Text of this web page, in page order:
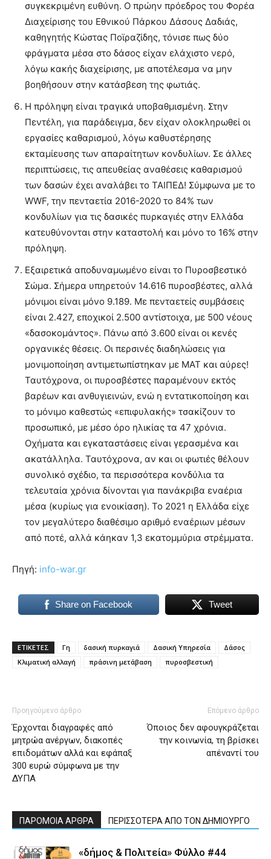
συγκεκριμένη ευθύνη. Ο πρώην πρόεδρος του Φορέα
Διαχείρισης του Εθνικού Πάρκου Δάσους Δαδιάς,
καθηγητής Κώστας Ποϊραζίδης, τόνισε πως δύο
φράγματα μέσα στο δάσος είχαν ελάχιστο νερό,
λόγω κακής διαχείρισης, με αποτέλεσμα να μην
βοηθήσουν στην κατάσβεση της φωτιάς.
Η πρόληψη είναι τραγικά υποβαθμισμένη. Στην
Πεντέλη, για παράδειγμα, δεν είχαν ολοκληρωθεί οι
εργασίες καθαρισμού, λόγω καθυστέρησης
εκταμίευσης των απαραίτητων κονδυλίων. Σε άλλες
περιπτώσεις, τις απευθείας αναθέσεις καθαρισμού
των δασών έχει αναλάβει το ΤΑΙΠΕΔ! Σύμφωνα με το
WWF, την πενταετία 2016-2020 το 84% των
κονδυλίων για τις δασικές πυρκαγιές στην Ελλάδα
κατευθύνονται στην καταστολή και μόνο το 16% στην
πρόληψη.
Εξαιρετικά αποδυναμωμένο είναι το Πυροσβεστικό
Σώμα. Σήμερα υπηρετούν 14.616 πυροσβέστες, αλλά
μόνιμοι είναι μόνο 9.189. Με πενταετείς συμβάσεις
είναι 2.427, εποχικοί 2.500 αντίστοιχα, με 500 νέους
«δασοκομάντος». Πάνω από 3.600 είναι οι κενές
οργανικές θέσεις. Οι περσινές διαδηλώσεις για
μονιμοποίηση αντιμετωπίστηκαν με ΜΑΤ και αύρες!
Ταυτόχρονα, οι πυροσβέστες παραμένουν εκτός
βαρέων και ανθυγιεινών, ενώ η εντατικοποίηση και
το μόνιμο καθεστώς «επιφυλακής» τσακίζουν το
προσωπικό, με μέσο όρο ηλικίας τα 47 χρόνια.
Οχήματα και εγκαταστάσεις είναι γερασμένα και
ακατάλληλα. Ταυτόχρονα, αν και οι φωτιές θέλουν
συνολικό σχέδιο, τα περισσότερα κονδύλια τα
τελευταία χρόνια δίνονται για πανάκριβα εναέρια
μέσα (κυρίως για ενοικίαση). Το 2021 η Ελλάδα είχε
τον μεγαλύτερο διαθέσιμο αριθμό εναέριων μέσων
από ποτέ, αλλά κάηκαν 1,3 εκατομμύρια στρέμματα.
Πηγή: info-war.gr
Share on Facebook Tweet
ΕΤΙΚΕΤΕΣ Γη δασική πυρκαγιά Δασική Υπηρεσία
Δάσος
Κλιματική αλλαγή
πράσινη μετάβαση πυροσβεστική
Προηγούμενο άρθρο
Έρχονται διαγραφές από
μητρώα ανέργων, διακοπές
επιδομάτων αλλά και εφάπαξ
300 ευρώ σύμφωνα με την
ΔΥΠΑ
Επόμενο άρθρο
Όποιος δεν αφουγκράζεται
την κοινωνία, τη βρίσκει
απέναντί του
ΠΑΡΟΜΟΙΑ ΑΡΘΡΑ ΠΕΡΙΣΣΟΤΕΡΑ ΑΠΟ ΤΟΝ ΔΗΜΙΟΥΡΓΟ
«δήμος & Πολιτεία» Φύλλο #44